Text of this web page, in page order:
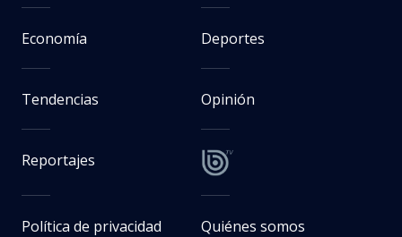
Economía Deportes
Tendencias Opinión
Reportajes
Política de privacidad Quiénes somos